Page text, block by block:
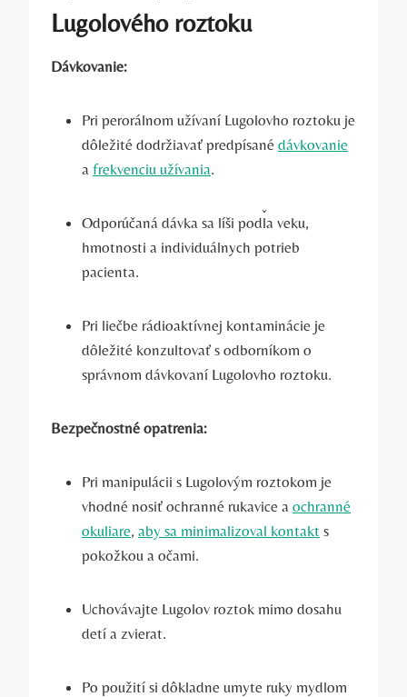
Lugolového roztoku
Dávkovanie:
Pri perorálnom užívaní Lugolovho roztoku je
dôležité dodržiavať predpísané dávkovanie
a frekvenciu užívania.⁣
Odporúčaná dávka sa⁢ líši podľa ⁤veku,
hmotnosti a individuálnych potrieb
pacienta.
Pri liečbe rádioaktívnej ‍kontaminácie je
dôležité konzultovať ‍s odborníkom o
správnom dávkovaní Lugolovho ⁢roztoku.
Bezpečnostné opatrenia:
Pri manipulácii s Lugolovým roztokom je
vhodné⁤ nosiť ochranné rukavice‍ a ochranné⁢
okuliare, aby sa minimalizoval kontakt s
pokožkou a očami.
‌Uchovávajte Lugolov roztok ⁤mimo dosahu
detí‍ a zvierat.
Po použití si dôkladne⁤ umyte ruky mydlom